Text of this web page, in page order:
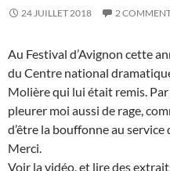
24 JUILLET 2018 2
Au Festival d’Avignon cette
du Centre national
Molière qui lui était remis. Par
pleurer moi aussi de rage,
d’être la bouffonne au
Merci.
Voir la vidéo, et lire des